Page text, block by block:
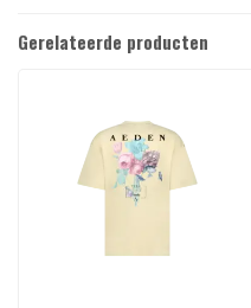
Gerelateerde producten